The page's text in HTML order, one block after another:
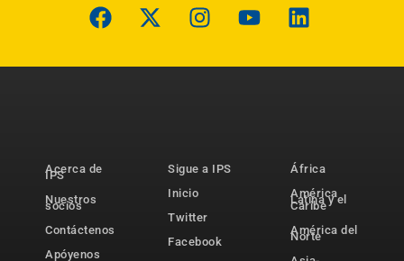
Acerca de
IPS
Nuestros
socios
Contáctenos
Apóyenos
Sigue a IPS
Inicio
Twitter
Facebook
África
América
Latina y el
Caribe
América del
Norte